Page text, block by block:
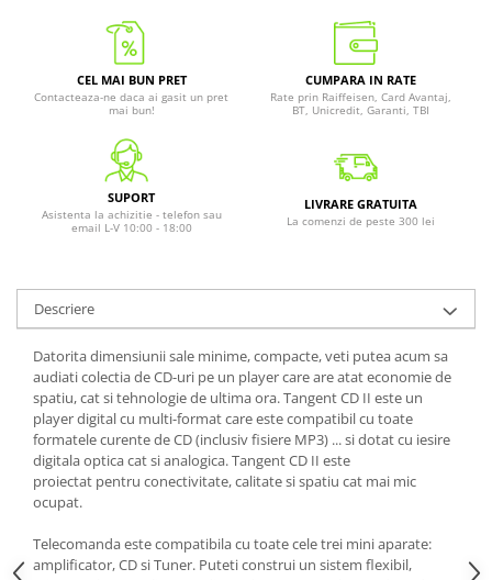
CEL MAI BUN PRET
Contacteaza-ne daca ai gasit un pret
mai bun!
CUMPARA IN RATE
Rate prin Raiffeisen, Card Avantaj,
BT, Unicredit, Garanti, TBI
SUPORT
Asistenta la achizitie - telefon sau
email L-V 10:00 - 18:00
LIVRARE GRATUITA
La comenzi de peste 300 lei
Descriere
Datorita dimensiunii sale minime, compacte, veti putea acum sa
audiati colectia de CD-uri pe un player care are atat economie de
spatiu, cat si tehnologie de ultima ora. Tangent CD II este un
player digital cu multi-format care este compatibil cu toate
formatele curente de CD (inclusiv fisiere MP3) ... si dotat cu iesire
digitala optica cat si analogica. Tangent CD II este
proiectat pentru conectivitate, calitate si spatiu cat mai mic
ocupat.
Telecomanda este compatibila cu toate cele trei mini aparate:
amplificator, CD si Tuner. Puteti construi un sistem flexibil,